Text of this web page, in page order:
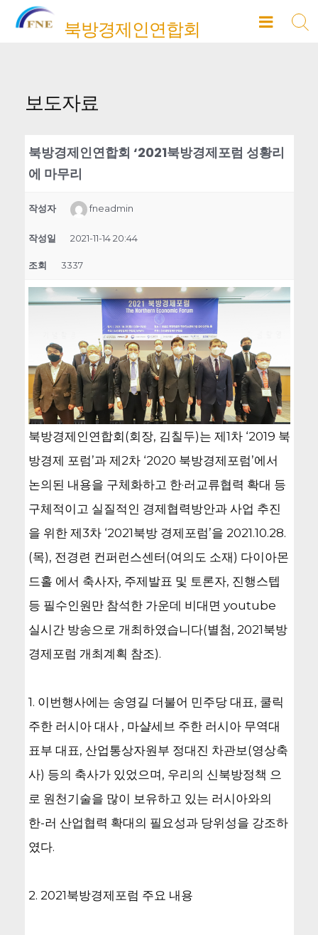
Skip
북방경제인연합회
보도자료
북방경제인연합회 ‘2021북방경제포럼 성황리
에 마무리
작성자 fneadmin
작성일 2021-11-14 20:44
조회 3337
북방경제인연합회(회장, 김칠두)는 제1차 ‘2019 북
방경제 포럼’과 제2차 ‘2020 북방경제포럼’에서
논의된 내용을 구체화하고 한·러교류협력 확대 등
구체적이고 실질적인 경제협력방안과 사업 추진
을 위한 제3차 ‘2021북방 경제포럼’을 2021.10.28.
(목), 전경련 컨퍼런스센터(여의도 소재) 다이아몬
드홀 에서 축사자, 주제발표 및 토론자, 진행스텝
등 필수인원만 참석한 가운데 비대면 youtube
실시간 방송으로 개최하였습니다(별첨, 2021북방
경제포럼 개최계획 참조).
1. 이번행사에는 송영길 더불어 민주당 대표, 쿨릭
주한 러시아 대사 , 마샬세브 주한 러시아 무역대
표부 대표, 산업통상자원부 정대진 차관보(영상축
사) 등의 축사가 있었으며, 우리의 신북방정책 으
로 원천기술을 많이 보유하고 있는 러시아와의
한-러 산업협력 확대의 필요성과 당위성을 강조하
였다.
2. 2021북방경제포럼 주요 내용